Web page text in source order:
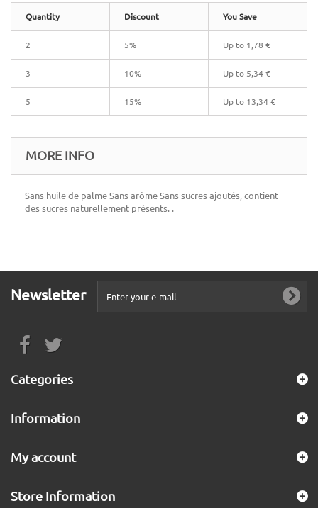
Quantity Discount You Save
2 5% Up to 1,78 €
3 10% Up to 5,34 €
5 15% Up to 13,34 €
MORE INFO
Sans huile de palme Sans arôme Sans sucres ajoutés, contient
des sucres naturellement présents. .
Newsletter
Categories
Information
My account
Store Information